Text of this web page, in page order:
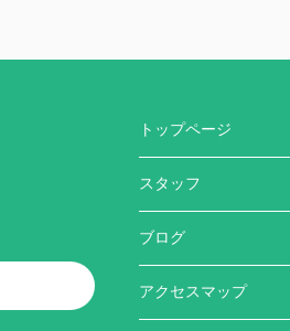
トップページ
スタッフ
ブログ
アクセスマップ